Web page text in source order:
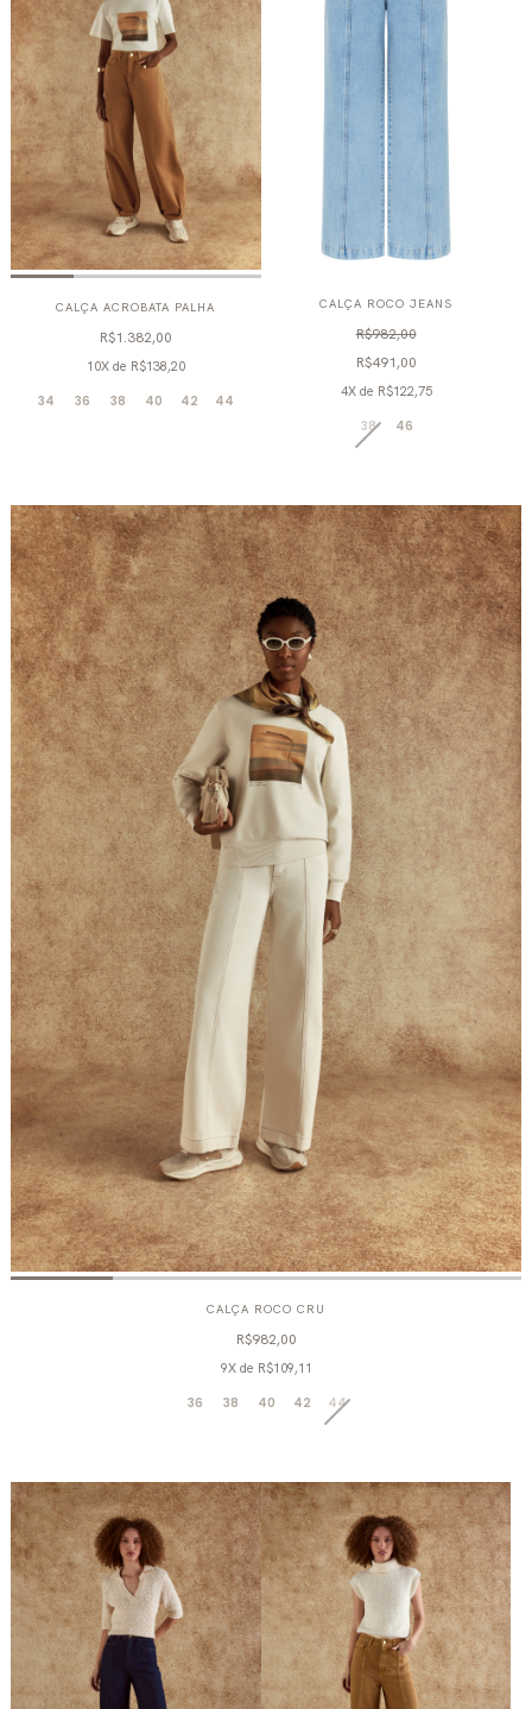
CALÇA ACROBATA PALHA
R$1.382,00
10X de R$138,20
34 36 38 40 42 44
CALÇA ROCO JEANS
R$982,00
R$491,00
4X de R$122,75
38 46
CALÇA ROCO CRU
R$982,00
9X de R$109,11
36 38 40 42 44